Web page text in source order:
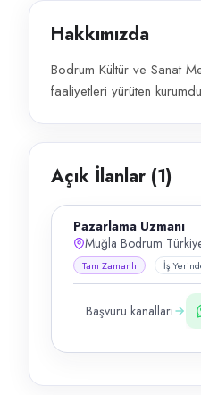
Hakkımızda
Bodrum Kültür ve Sanat
faaliyetleri yürüten
Açık İlanlar (1)
Pazarlama Uzmanı
Muğla Bodrum
Tam Zamanlı İş
Başvuru kanalları